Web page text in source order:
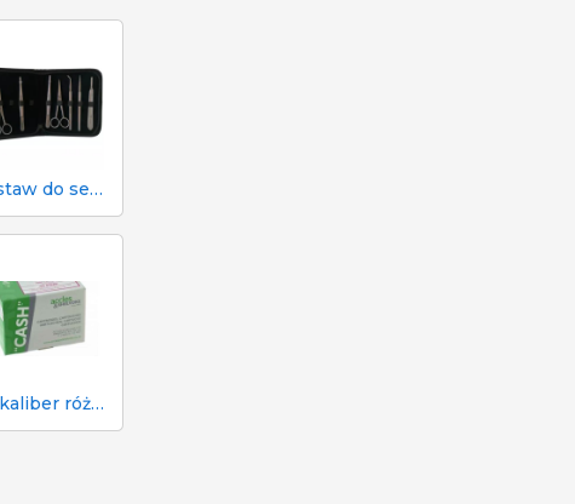
Zestaw do sekcji zwłok i sekcji zwłok 333 - 7 narzędzi
22 kaliber różowy nabój do paralizatora gotówkowego w rzeźni